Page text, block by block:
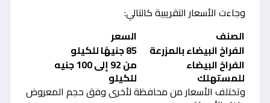
وجاءت الأسعار التقريبية كالتالي:
الصنف
السعر
الفراخ البيضاء بالمزرعة
85 جنيهًا للكيلو
الفراخ البيضاء
للمستهلك
من 92 إلى 100 جنيه
للكيلو
وتختلف الأسعار من محافظة لأخرى وفق حجم المعروض